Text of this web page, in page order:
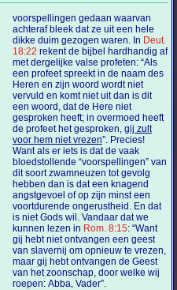
dikke duim gezogen waren. In Deut.
18:22
met dergelijke valse profeten: “Als
een profeet spreekt in de naam des
Heren en zijn woord wordt niet
vervuld en komt niet uit dan is dit
een woord, dat de Here niet
gesproken heeft; in overmoed heeft
de profeet het gesproken, gij zult
voor hem niet vrezen”. Precies!
Want als er iets is dat de vaak
bloedstollende “voorspellingen” van
dit soort zwamneuzen tot gevolg
hebben dan is dat een knagend
angstgevoel of op zijn minst een
voortdurende ongerustheid. En dat
is niet Gods wil. Vandaar dat we
kunnen lezen in
Rom. 8:15: “Want
gij hebt niet ontvangen een geest
van slavernij om opnieuw te vrezen,
maar gij hebt ontvangen de Geest
van het zoonschap, door welke wij
roepen: Abba, Vader”.